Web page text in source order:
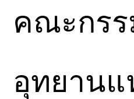
คณะกร
อุทยาน